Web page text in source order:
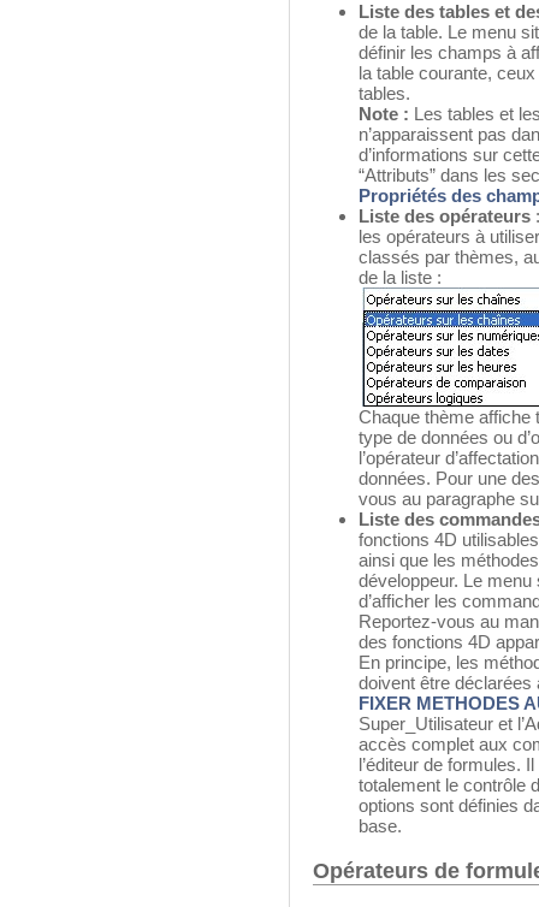
Liste des tables et
de la table. Le menu
définir les champs à
la table courante,
tables.
Note : Les tables et
n’apparaissent pas
d’informations sur
“Attributs” dans les
Propriétés des
Liste des opérateurs
les opérateurs à
classés par thèmes,
de la liste :
Chaque thème affiche
type de données ou
l’opérateur
données. Pour une
vous au paragraphe
Liste des
fonctions 4D
ainsi que les
développeur. Le
d’afficher les
Reportez-vous au
des fonctions 4D
En principe, les
doivent être déclarées
FIXER METHODES
Super_Utilisateur et
accès complet aux
l’éditeur de formules.
totalement le contrôle
options sont définies
base.
Opérateurs de